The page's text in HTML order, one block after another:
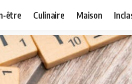
être Culinaire Maison